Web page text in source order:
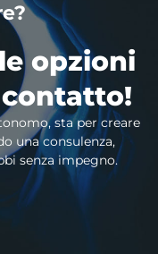
opzioni
sta per creare
una consulenza,
senza impegno.